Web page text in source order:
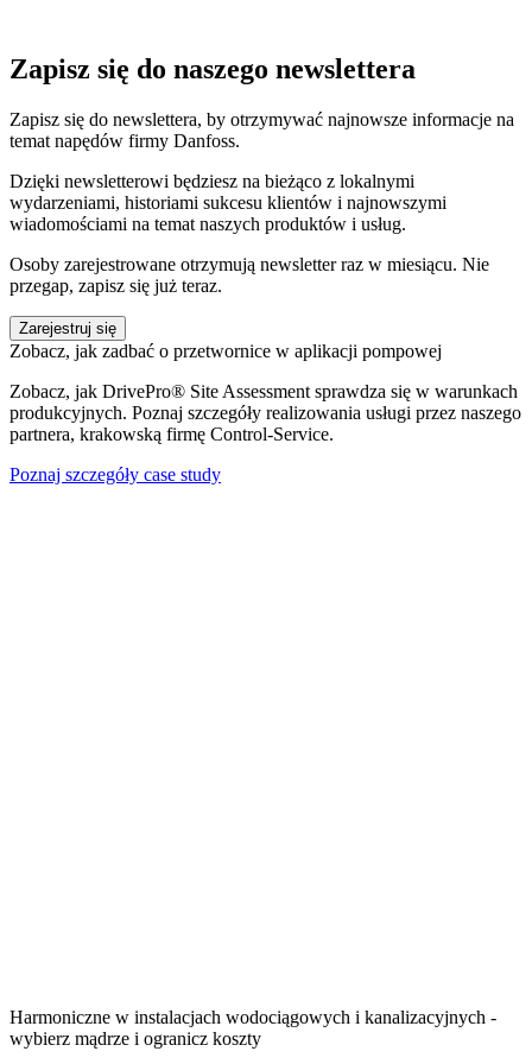
Zapisz się do naszego newslettera
Zapisz się do newslettera, by otrzymywać najnowsze informacje na
temat napędów firmy Danfoss.
Dzięki newsletterowi będziesz na bieżąco z lokalnymi
wydarzeniami, historiami sukcesu klientów i najnowszymi
wiadomościami na temat naszych produktów i usług.
Osoby zarejestrowane otrzymują newsletter raz w miesiącu. Nie
przegap, zapisz się już teraz.
Zarejestruj się
Zobacz, jak zadbać o przetwornice w aplikacji pompowej
Zobacz, jak DrivePro® Site Assessment sprawdza się w warunkach
produkcyjnych. Poznaj szczegóły realizowania usługi przez naszego
partnera, krakowską firmę Control-Service.
Poznaj szczegóły case study
Harmoniczne w instalacjach wodociągowych i kanalizacyjnych -
wybierz mądrze i ogranicz koszty